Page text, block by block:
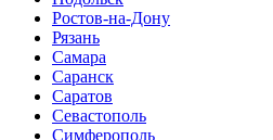
Ростов-на-Дону
Рязань
Самара
Саранск
Саратов
Севастополь
Симферополь